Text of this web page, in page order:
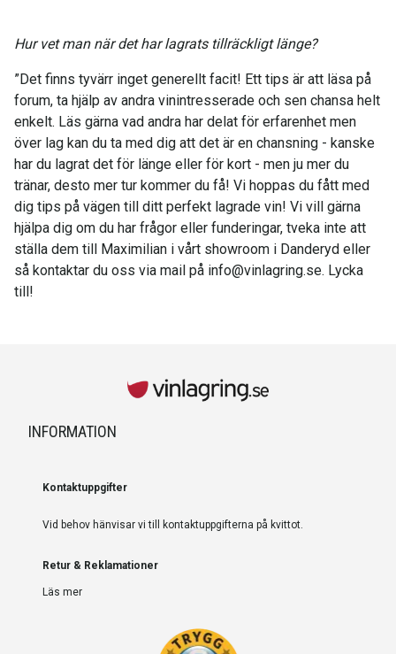
Hur vet man när det har lagrats tillräckligt länge?
”Det finns tyvärr inget generellt facit! Ett tips är att läsa på
forum, ta hjälp av andra vinintresserade och sen chansa helt
enkelt. Läs gärna vad andra har delat för erfarenhet men
över lag kan du ta med dig att det är en chansning - kanske
har du lagrat det för länge eller för kort - men ju mer du
tränar, desto mer tur kommer du få! Vi hoppas du fått med
dig tips på vägen till ditt perfekt lagrade vin! Vi vill gärna
hjälpa dig om du har frågor eller funderingar, tveka inte att
ställa dem till Maximilian i vårt showroom i Danderyd eller
så kontaktar du oss via mail på info@vinlagring.se. Lycka
till!
INFORMATION
Kontaktuppgifter
Vid behov hänvisar vi till kontaktuppgifterna på kvittot.
Retur & Reklamationer
Läs mer